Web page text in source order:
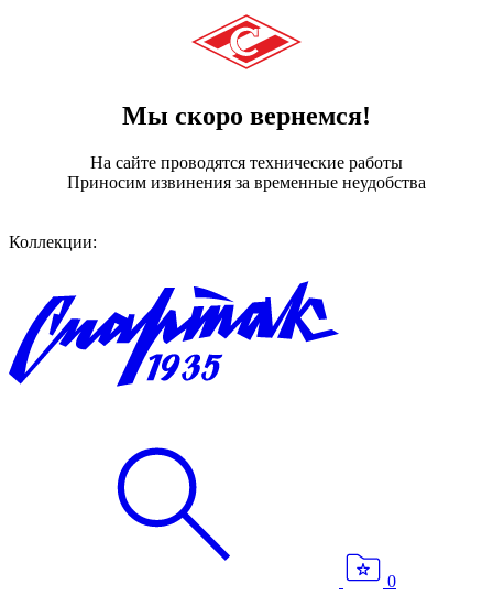
Мы скоро вернемся!
На сайте проводятся технические работы
Приносим извинения за временные неудобства
Коллекции:
0